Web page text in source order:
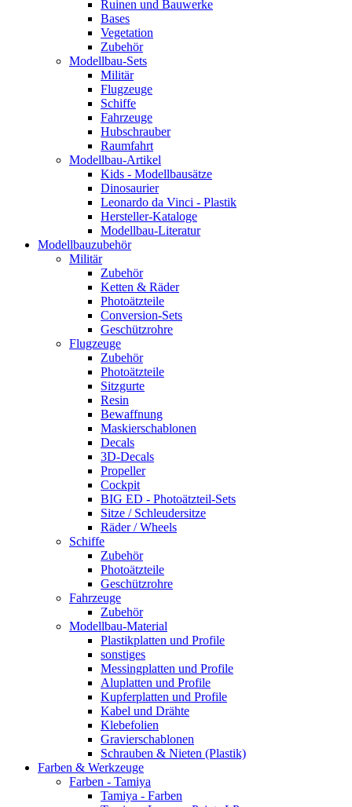
Ruinen und Bauwerke
Bases
Vegetation
Zubehör
Modellbau-Sets
Militär
Flugzeuge
Schiffe
Fahrzeuge
Hubschrauber
Raumfahrt
Modellbau-Artikel
Kids - Modellbausätze
Dinosaurier
Leonardo da Vinci - Plastik
Hersteller-Kataloge
Modellbau-Literatur
Modellbauzubehör
Militär
Zubehör
Ketten & Räder
Photoätzteile
Conversion-Sets
Geschützrohre
Flugzeuge
Zubehör
Photoätzteile
Sitzgurte
Resin
Bewaffnung
Maskierschablonen
Decals
3D-Decals
Propeller
Cockpit
BIG ED - Photoätzteil-Sets
Sitze / Schleudersitze
Räder / Wheels
Schiffe
Zubehör
Photoätzteile
Geschützrohre
Fahrzeuge
Zubehör
Modellbau-Material
Plastikplatten und Profile
sonstiges
Messingplatten und Profile
Aluplatten und Profile
Kupferplatten und Profile
Kabel und Drähte
Klebefolien
Gravierschablonen
Schrauben & Nieten (Plastik)
Farben & Werkzeuge
Farben - Tamiya
Tamiya - Farben